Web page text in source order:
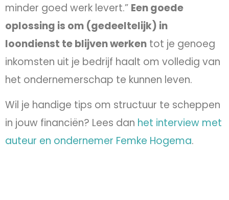
minder goed werk levert.” Een goede
oplossing is om (gedeeltelijk) in
loondienst te blijven werken tot je genoeg
inkomsten uit je bedrijf haalt om volledig van
het ondernemerschap te kunnen leven.
Wil je handige tips om structuur te scheppen
in jouw financiën? Lees dan het interview met
auteur en ondernemer Femke Hogema.